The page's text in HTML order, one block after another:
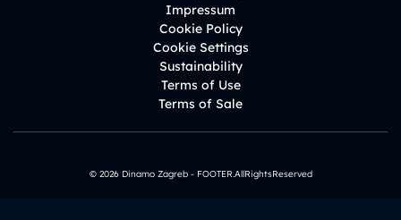
Impressum
Cookie Policy
Cookie Settings
Sustainability
Terms of Use
Terms of Sale
© 2026 Dinamo Zagreb - FOOTER.AllRightsReserved